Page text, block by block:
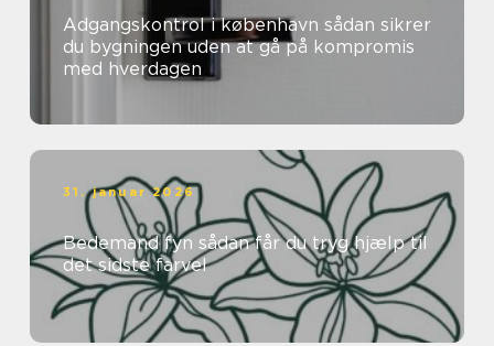
Adgangskontrol i københavn sådan sikrer
du bygningen uden at gå på kompromis
med hverdagen
31. januar 2026
Bedemand fyn sådan får du tryg hjælp til
det sidste farvel